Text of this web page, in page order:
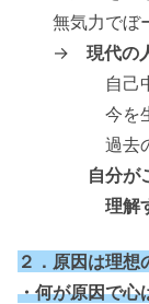
無気力でぼ
→ 現代の
自己中
今を生き
過去の記
自分が
理解
２．原因は理想
・何が原因で心